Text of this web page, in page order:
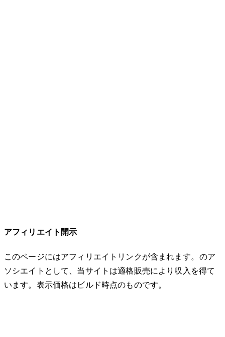
アフィリエイト開示
このページにはアフィリエイトリンクが含まれます。Amazonのア
ソシエイトとして、当サイトは適格販売により収入を得て
います。表示価格はビルド時点のものです。